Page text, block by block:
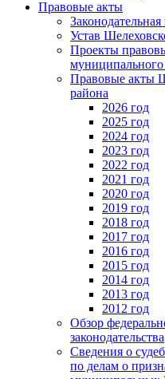
Правовые акты
Законодательная
Устав
Проекты
муниципального
Правовые акты
района
2026 год
2025 год
2024 год
2023 год
2022 год
2021 год
2020 год
2019 год
2018 год
2017 год
2016 год
2015 год
2014 год
2013 год
2012 год
Обзор
законодательства
Сведения о
по делам о